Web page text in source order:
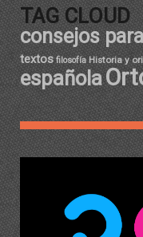
TAG CLOUD
consejos
textos filosofía Historia y
española